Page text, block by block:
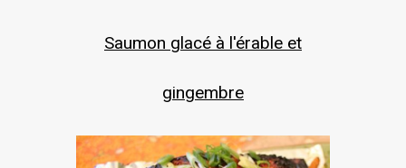
Saumon glacé à l'érable et
gingembre